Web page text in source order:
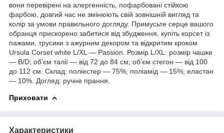
вони перевірені на алергенність, пофарбовані стійкою
фарбою, довгий час не змінюють свій зовнішній вигляд та
колір за умови правильного догляду. Примусьте серце вашого
обранця прискорено забитися від збудження, купіть корсет із
пажами, трусики з ажурним декором та відкритим кроком
Ursula Corset white L/XL — Passion. Розмір L/XL: розмір чашки
— B/D; об’єм талії — від 72 до 84 см; об’єм стегон — від 100
до 112 см. Склад: поліестер — 75%; поліамід — 15%; еластан
— 10%. Догляд: ручне прання.
Приховати
Характеристики